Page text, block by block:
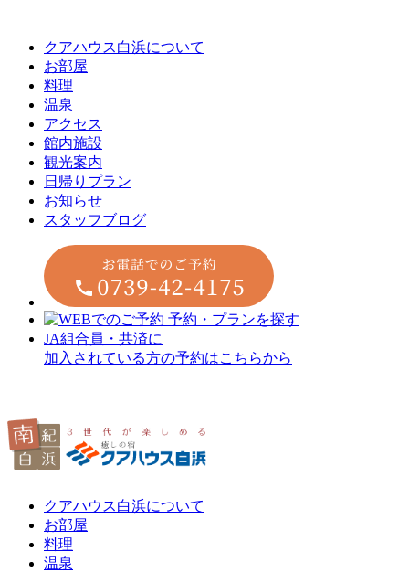
クアハウス白浜について
お部屋
料理
温泉
アクセス
館内施設
観光案内
⽇帰りプラン
お知らせ
スタッフブログ
JA組合員・共済に
加入されている方の予約はこちらから
クアハウス白浜について
お部屋
料理
温泉